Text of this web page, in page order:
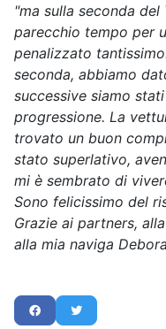
"ma sulla seconda
parecchio tempo per
penalizzato
seconda, abbiamo
successive siamo
progressione. La
trovato un buon
stato superlativo,
mi è sembrato di
Sono felicissimo del
Grazie ai partners,
alla mia naviga